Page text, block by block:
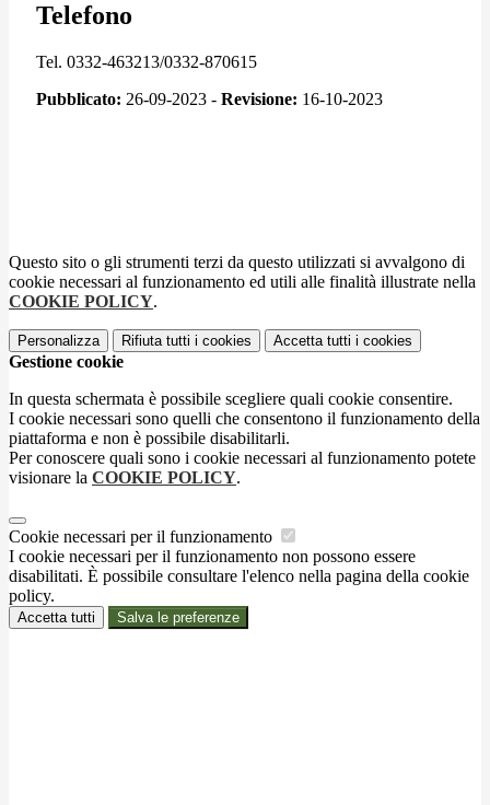
Telefono
Tel. 0332-463213/0332-870615
Pubblicato: 26-09-2023 - Revisione: 16-10-2023
Questo sito o gli strumenti terzi da questo utilizzati si avvalgono di
cookie necessari al funzionamento ed utili alle finalità illustrate nella
COOKIE POLICY.
Personalizza Rifiuta tutti i cookies Accetta tutti i cookies
Gestione cookie
In questa schermata è possibile scegliere quali cookie consentire.
I cookie necessari sono quelli che consentono il funzionamento della
piattaforma e non è possibile disabilitarli.
Per conoscere quali sono i cookie necessari al funzionamento potete
visionare la COOKIE POLICY.
Cookie necessari per il funzionamento
I cookie necessari per il funzionamento non possono essere
disabilitati. È possibile consultare l'elenco nella pagina della cookie
policy.
Accetta tutti Salva le preferenze